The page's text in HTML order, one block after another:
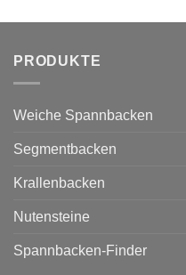
PRODUKTE
Weiche Spannbacken
Segmentbacken
Krallenbacken
Nutensteine
Spannbacken-Finder